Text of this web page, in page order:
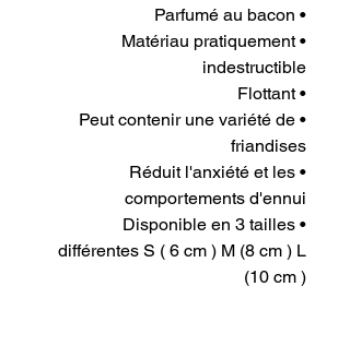
• Parfumé au bacon
• Matériau pratiquement
indestructible
• Flottant
• Peut contenir une variété de
friandises
• Réduit l'anxiété et les
comportements d'ennui
• Disponible en 3 tailles
différentes S ( 6 cm ) M (8 cm ) L
(10 cm )